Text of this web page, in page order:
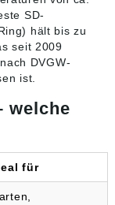
SD-
hält bis zu
seit 2009
DVGW-
ist.
welche
für